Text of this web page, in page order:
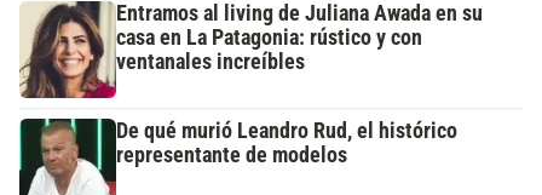
Entramos al living de Juliana Awada en su
casa en La Patagonia: rústico y con
ventanales increíbles
De qué murió Leandro Rud, el histórico
representante de modelos